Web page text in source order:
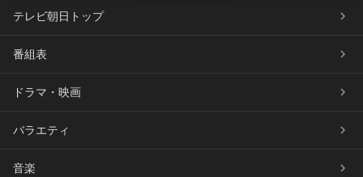
テレビ朝日トップ
番組表
ドラマ・映画
バラエティ
音楽